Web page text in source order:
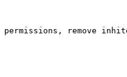
remove